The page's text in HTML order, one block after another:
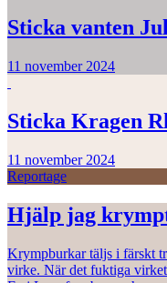
Sticka vanten
11 november 2024
Sticka Kragen
11 november 2024
Reportage
Hjälp jag
Krympburkar täljs i färskt
virke. När det fuktiga